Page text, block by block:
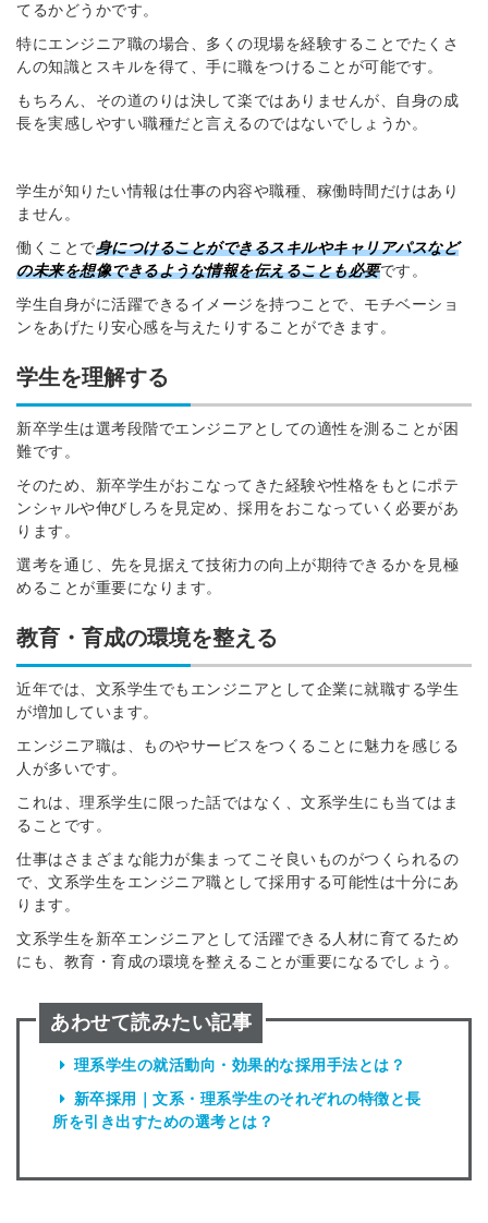
てるかどうかです。
特にエンジニア職の場合、多くの現場を経験することでたくさ
んの知識とスキルを得て、手に職をつけることが可能です。
もちろん、その道のりは決して楽ではありませんが、自身の成
長を実感しやすい職種だと言えるのではないでしょうか。
学生が知りたい情報は仕事の内容や職種、稼働時間だけはあり
ません。
働くことで身につけることができるスキルやキャリアパスなど
の未来を想像できるような情報を伝えることも必要です。
学生自身がに活躍できるイメージを持つことで、モチベーショ
ンをあげたり安心感を与えたりすることができます。
学生を理解する
新卒学生は選考段階でエンジニアとしての適性を測ることが困
難です。
そのため、新卒学生がおこなってきた経験や性格をもとにポテ
ンシャルや伸びしろを見定め、採用をおこなっていく必要があ
ります。
選考を通じ、先を見据えて技術力の向上が期待できるかを見極
めることが重要になります。
教育・育成の環境を整える
近年では、文系学生でもエンジニアとして企業に就職する学生
が増加しています。
エンジニア職は、ものやサービスをつくることに魅力を感じる
人が多いです。
これは、理系学生に限った話ではなく、文系学生にも当てはま
ることです。
仕事はさまざまな能力が集まってこそ良いものがつくられるの
で、文系学生をエンジニア職として採用する可能性は十分にあ
ります。
文系学生を新卒エンジニアとして活躍できる人材に育てるため
にも、教育・育成の環境を整えることが重要になるでしょう。
あわせて読みたい記事
理系学生の就活動向・効果的な採用手法とは？
新卒採用｜文系・理系学生のそれぞれの特徴と長
所を引き出すための選考とは？